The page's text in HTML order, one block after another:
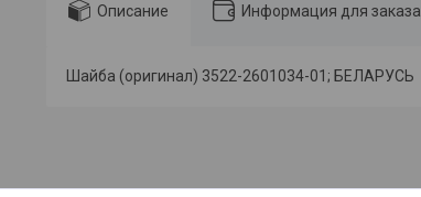
Описание Информация для заказа
Шайба (оригинал) 3522-2601034-01; БЕЛАРУСЬ